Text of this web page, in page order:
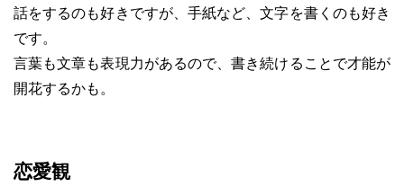
話をするのも好きですが、手紙など、文字を書くのも好き
です。
言葉も文章も表現力があるので、書き続けることで才能が
開花するかも。
恋愛観